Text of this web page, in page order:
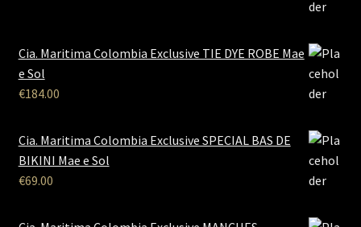
Cia. Maritima Colombia Exclusive TIE DYE ROBE Mae
e Sol
€184.00
Cia. Maritima Colombia Exclusive SPECIAL BAS DE
BIKINI Mae e Sol
€69.00